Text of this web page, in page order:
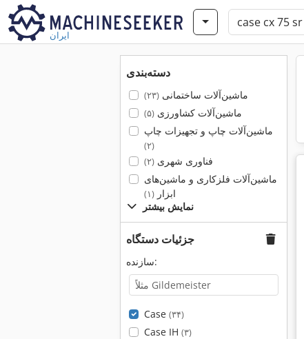
ایران
دسته‌بندی
ماشین‌آلات ساختمانی(۲۳)
ماشین‌آلات کشاورزی(۵)
ماشین‌آلات چاپ و تجهیزات چاپ
(۲)
فناوری شهری(۲)
ماشین‌آلات فلزکاری و ماشین‌های
ابزار(۱)
نمایش بیشتر
جزئیات دستگاه
سازنده:
Case (۳۴)
Case IH (۳)